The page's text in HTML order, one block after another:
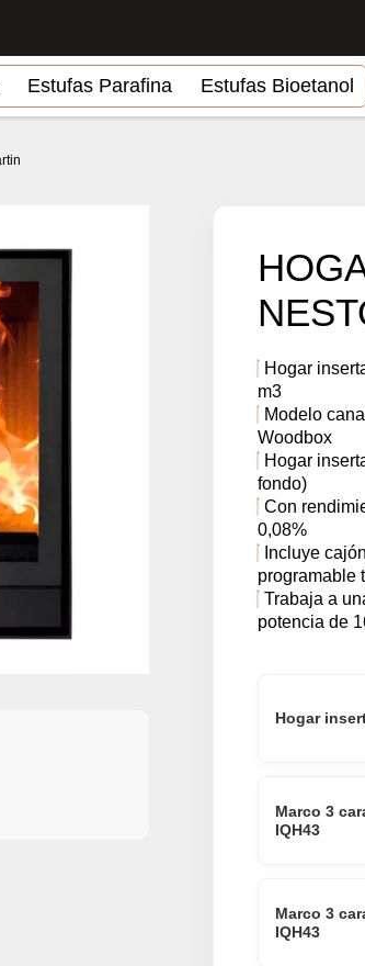
Estufas Parafina Estufas Bioetanol
Hogar
m3
Modelo
Woodbox
Hogar
fondo)
Con
0,08%
Incluye
programable
Trabaja a
potencia de
Hogar
Marco 3
IQH43
Marco 3
IQH43